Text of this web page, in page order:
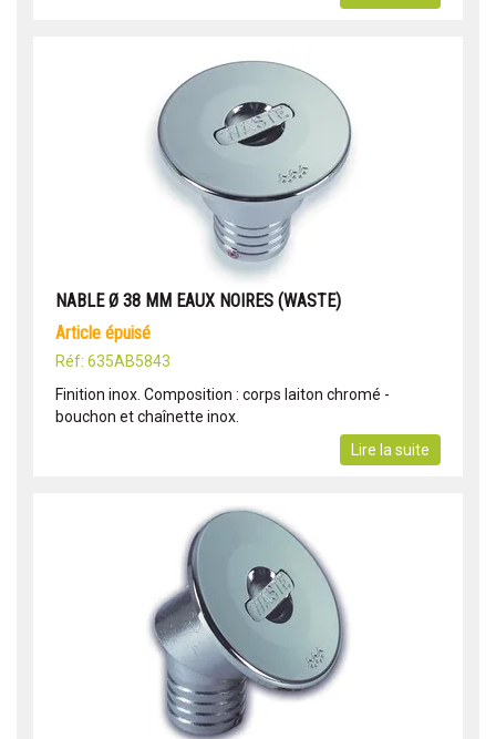
NABLE Ø 38 MM EAUX NOIRES (WASTE)
article épuisé
Réf: 635AB5843
Finition inox. Composition : corps laiton chromé -
bouchon et chaînette inox.
Lire la suite